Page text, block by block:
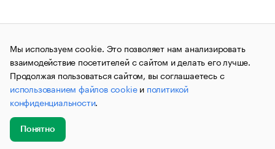
Мы используем cookie. Это позволяет нам анализировать
взаимодействие посетителей с сайтом и делать его лучше.
Продолжая пользоваться сайтом, вы соглашаетесь с
использованием файлов cookieи политикой
конфиденциальности.
Понятно